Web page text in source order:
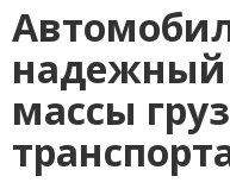
надежный
массы